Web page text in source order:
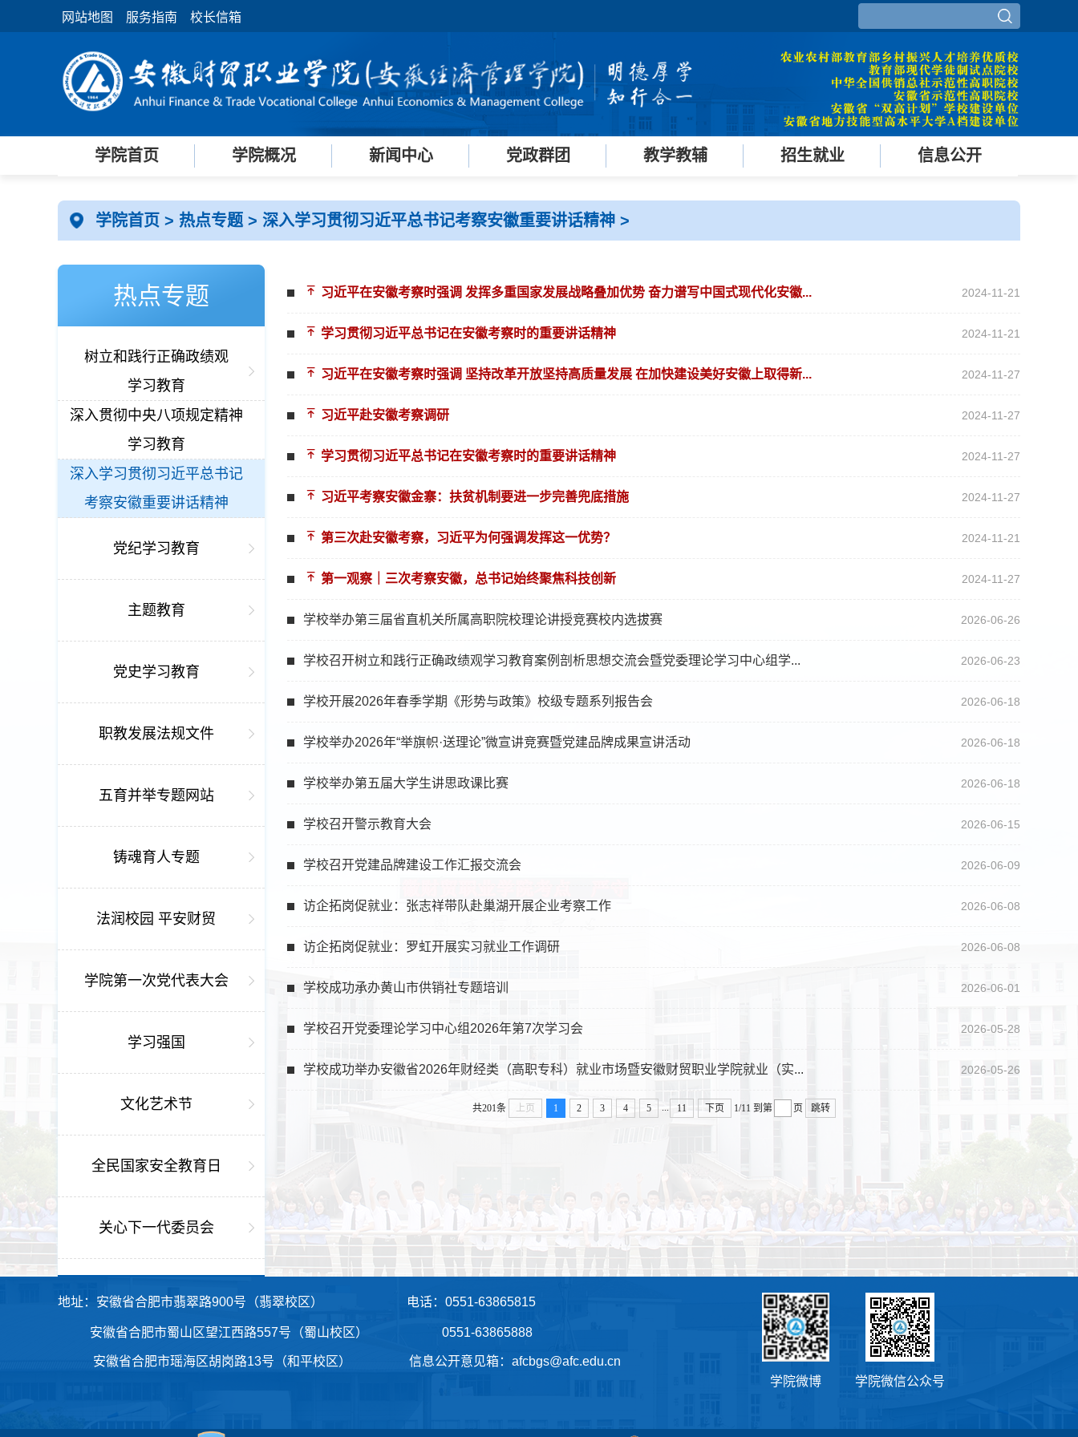
网站地图 服务指南 校长信箱
学院首页 学院概况 新闻中心 党政群团 教学教辅 招生就业 信息公开
学院首页 > 热点专题 > 深入学习贯彻习近平总书记考察安徽重要讲话精神 >
热点专题
树立和践行正确政绩观
学习教育
深入贯彻中央八项规定精神
学习教育
深入学习贯彻习近平总书记
考察安徽重要讲话精神
党纪学习教育
主题教育
党史学习教育
职教发展法规文件
五育并举专题网站
铸魂育人专题
法润校园 平安财贸
学院第一次党代表大会
学习强国
文化艺术节
全民国家安全教育日
关心下一代委员会
习近平在安徽考察时强调 发挥多重国家发展战略叠加优势 奋力谱写中国式现代化安徽... 2024-11-21
学习贯彻习近平总书记在安徽考察时的重要讲话精神 2024-11-21
习近平在安徽考察时强调 坚持改革开放坚持高质量发展 在加快建设美好安徽上取得新... 2024-11-27
习近平赴安徽考察调研 2024-11-27
学习贯彻习近平总书记在安徽考察时的重要讲话精神 2024-11-27
习近平考察安徽金寨：扶贫机制要进一步完善兜底措施 2024-11-27
第三次赴安徽考察，习近平为何强调发挥这一优势？ 2024-11-21
第一观察｜三次考察安徽，总书记始终聚焦科技创新 2024-11-27
学校举办第三届省直机关所属高职院校理论讲授竞赛校内选拔赛 2026-06-26
学校召开树立和践行正确政绩观学习教育案例剖析思想交流会暨党委理论学习中心组学... 2026-06-23
学校开展2026年春季学期《形势与政策》校级专题系列报告会 2026-06-18
学校举办2026年“举旗帜·送理论”微宣讲竞赛暨党建品牌成果宣讲活动 2026-06-18
学校举办第五届大学生讲思政课比赛 2026-06-18
学校召开警示教育大会 2026-06-15
学校召开党建品牌建设工作汇报交流会 2026-06-09
访企拓岗促就业：张志祥带队赴巢湖开展企业考察工作 2026-06-08
访企拓岗促就业：罗虹开展实习就业工作调研 2026-06-08
学校成功承办黄山市供销社专题培训 2026-06-01
学校召开党委理论学习中心组2026年第7次学习会 2026-05-28
学校成功举办安徽省2026年财经类（高职专科）就业市场暨安徽财贸职业学院就业（实... 2026-05-26
共201条 上页 1 2 3 4 5 11 下页 1/11 到第 页 跳转
地址：安徽省合肥市翡翠路900号（翡翠校区） 电话：0551-63865815
安徽省合肥市蜀山区望江西路557号（蜀山校区） 0551-63865888
安徽省合肥市瑶海区胡岗路13号（和平校区） 信息公开意见箱：afcbgs@afc.edu.cn
学院微博
学院微信公众号